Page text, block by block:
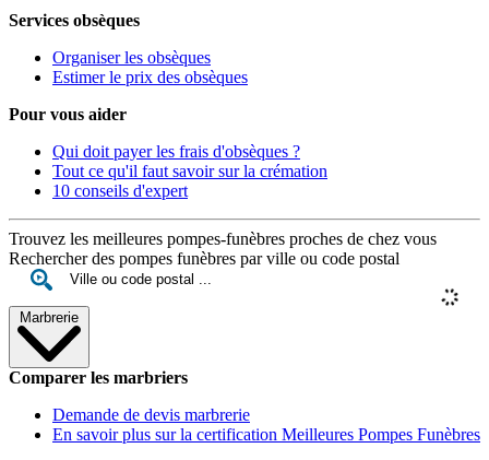
Services obsèques
Organiser les obsèques
Estimer le prix des obsèques
Pour vous aider
Qui doit payer les frais d'obsèques ?
Tout ce qu'il faut savoir sur la crémation
10 conseils d'expert
Trouvez les meilleures pompes-funèbres proches de chez vous
Rechercher des pompes funèbres par ville ou code postal
Marbrerie
Comparer les marbriers
Demande de devis marbrerie
En savoir plus sur la certification Meilleures Pompes Funèbres